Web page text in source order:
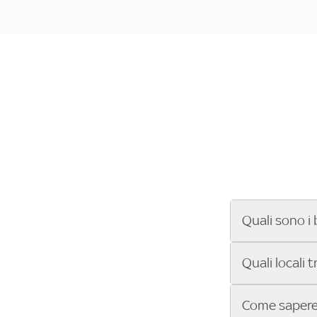
Quali sono i
Se cerchi un
ENILIVE, la
Sky Bar ti
Quali locali
Vuoi sapere
Come